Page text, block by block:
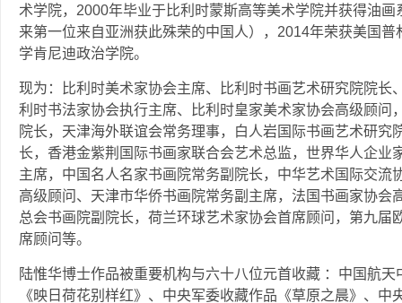
术学院，2000年毕业于比利时蒙斯高等美术学院并获得油
来第一位来自亚洲获此殊荣的中国人），2014年荣获美国
学肯尼迪政治学院。
现为：比利时美术家协会主席、比利时书画艺术研究院院长
利时书法家协会执行主席、比利时皇家美术家协会高级顾问
院长，天津海外联谊会常务理事，白人岩国际书画艺术研
长，香港金紫荆国际书画家联合会艺术总监，世界华人企业
主席，中国名人名家书画院常务副院长，中华艺术国际交流
高级顾问、天津市华侨书画院常务副主席，法国书画家协会
总会书画院副院长，荷兰环球艺术家协会首席顾问，第九届
席顾问等。
陆惟华博士作品被重要机构与六十八位元首收藏 ：中国航
《映日荷花别样红》、中央军委收藏作品《草原之晨》、